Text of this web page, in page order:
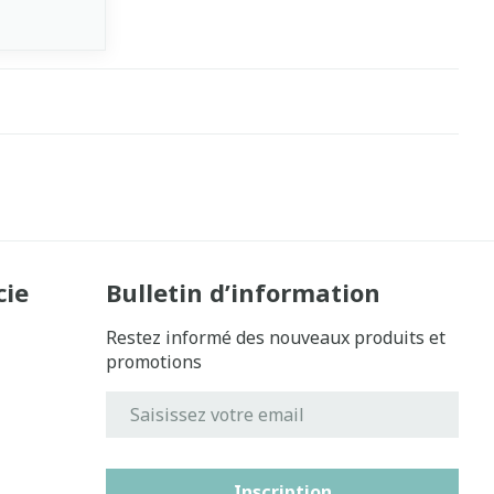
Bulletin d’information
Restez informé des nouveaux produits et
promotions